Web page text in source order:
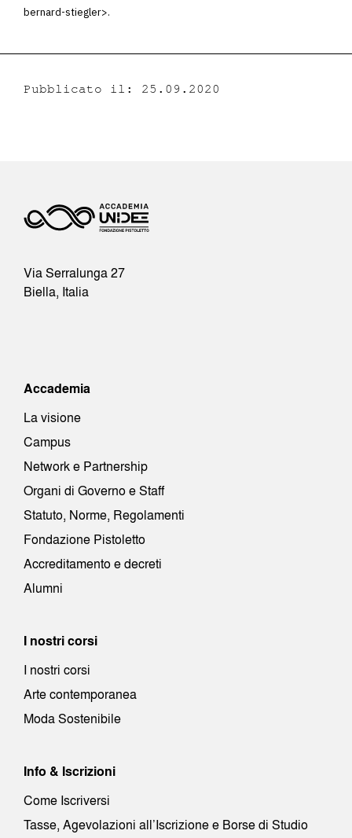
bernard-stiegler>.
Pubblicato il: 25.09.2020
Via Serralunga 27
Biella, Italia
Accademia
La visione
Campus
Network e Partnership
Organi di Governo e Staff
Statuto, Norme, Regolamenti
Fondazione Pistoletto
Accreditamento e decreti
Alumni
I nostri corsi
I nostri corsi
Arte contemporanea
Moda Sostenibile
Info & Iscrizioni
Come Iscriversi
Tasse, Agevolazioni all’Iscrizione e Borse di Studio